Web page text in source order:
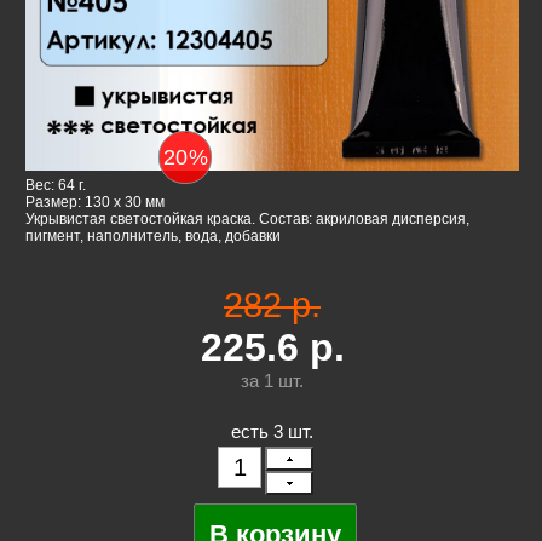
20%
Вес: 64 г.
Размер: 130 x 30 мм
Укрывистая светостойкая краска. Состав: акриловая дисперсия,
пигмент, наполнитель, вода, добавки
282 р.
225.6 р.
за 1 шт.
есть 3 шт.